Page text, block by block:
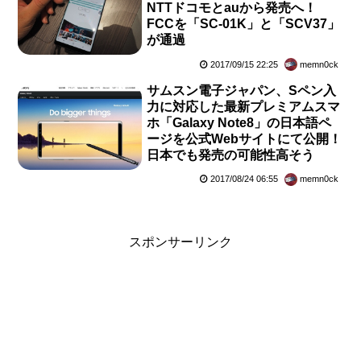
NTTドコモとauから発売へ！
FCCを「SC-01K」と「SCV37」
が通過
2017/09/15 22:25 memn0ck
サムスン電子ジャパン、Sペン入
力に対応した最新プレミアムスマ
ホ「Galaxy Note8」の日本語ペ
ージを公式Webサイトにて公開！
日本でも発売の可能性高そう
2017/08/24 06:55 memn0ck
スポンサーリンク